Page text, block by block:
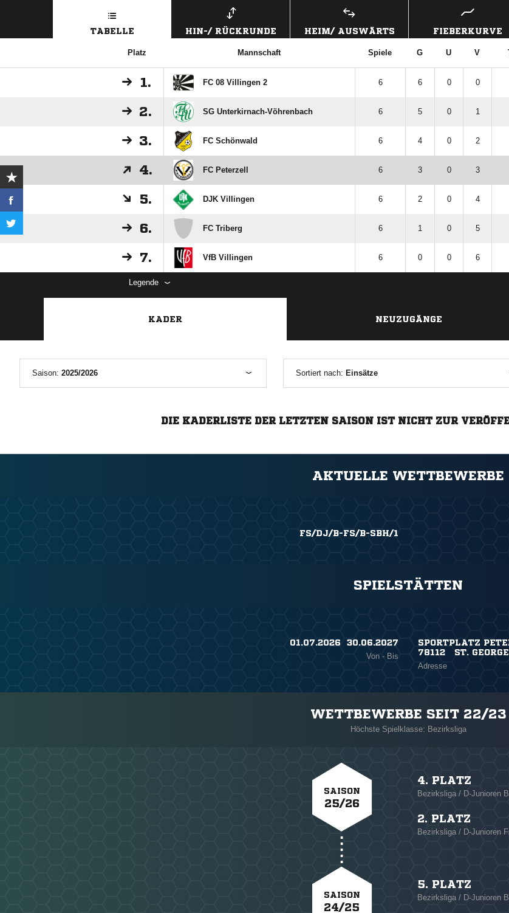
TABELLE HIN-/ RÜCKRUNDE HEIM/ AUSWÄRTS FIEBERKURVE
Platz Mannschaft Spiele G U V
1. FC 08 Villingen 2 6 6 0 0
2. SG Unterkirnach-Vöhrenbach 6 5 0 1
3. FC Schönwald 6 4 0 2
4. FC Peterzell 6 3 0 3
5. DJK Villingen 6 2 0 4
6. FC Triberg 6 1 0 5
7. VfB Villingen 6 0 0 6
Legende
KADER NEUZUGÄNGE
Saison: 2025/2026 Sortiert nach: Einsätze
DIE KADERLISTE DER LETZTEN SAISON IST NICHT ZUR
AKTUELLE WETTBEWERBE
FS/DJ/B-FS/B-SBH/1
SPIELSTÄTTEN
01.07.2026 ​ 30.06.2027
Von - Bis
SPORTPLATZ
78112 ST.
Adresse
WETTBEWERBE SEIT 22/23
Höchste Spielklasse: Bezirksliga
SAISON
25/26
4. PLATZ
Bezirksliga / D-Junioren
2. PLATZ
Bezirksliga / D-Junioren
SAISON
24/25
5. PLATZ
Bezirksliga / D-Junioren